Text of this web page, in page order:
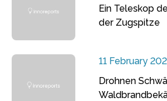
Ein Teleskop
der Zugspitze
11 February
Drohnen